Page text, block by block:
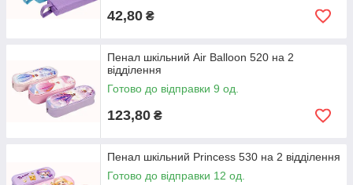
42,80 ₴
Пенал шкільний Air Balloon 520 на 2
відділення
Готово до відправки 9 од.
123,80 ₴
Пенал шкільний Princess 530 на 2 відділення
Готово до відправки 12 од.